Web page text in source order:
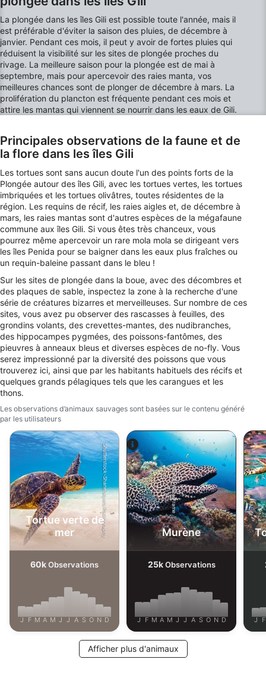
La plongée dans les îles Gili est possible toute l'année, mais il
est préférable d'éviter la saison des pluies, de décembre à
janvier. Pendant ces mois, il peut y avoir de fortes pluies qui
réduisent la visibilité sur les sites de plongée proches du
rivage. La meilleure saison pour la plongée est de mai à
septembre, mais pour apercevoir des raies manta, vos
meilleures chances sont de plonger de décembre à mars. La
prolifération du plancton est fréquente pendant ces mois et
attire les mantas qui viennent se nourrir dans les eaux de Gili.
Principales observations de la faune et de
la flore dans les îles Gili
Les tortues sont sans aucun doute l'un des points forts de la
Plongée autour des îles Gili, avec les tortues vertes, les tortues
imbriquées et les tortues olivâtres, toutes résidentes de la
région. Les requins de récif, les raies aigles et, de décembre à
mars, les raies mantas sont d'autres espèces de la mégafaune
commune aux îles Gili. Si vous êtes très chanceux, vous
pourrez même apercevoir un rare mola mola se dirigeant vers
les îles Penida pour se baigner dans les eaux plus fraîches ou
un requin-baleine passant dans le bleu !
Sur les sites de plongée dans la boue, avec des décombres et
des plaques de sable, inspectez la zone à la recherche d'une
série de créatures bizarres et merveilleuses. Sur nombre de ces
sites, vous avez pu observer des rascasses à feuilles, des
grondins volants, des crevettes-mantes, des nudibranches,
des hippocampes pygmées, des poissons-fantômes, des
pieuvres à anneaux bleus et diverses espèces de no-fly. Vous
serez impressionné par la diversité des poissons que vous
trouverez ici, ainsi que par les habitants habituels des récifs et
quelques grands pélagiques tels que les carangues et les
thons.
Les observations d’animaux sauvages sont basées sur le contenu généré
par les utilisateurs
Shutterstock-Shane Myers Photography
Tortue verte de
mer
60kObservations
J F M A M J J A S O N D
Alamy-WaterFrame
Murène
25kObservations
J F M A M J J A S O N D J F
Afficher plus d'animaux
statistiques ou de combinaisons de données
provenant de différentes sources
Développer et améliorer les services
Utiliser des données limitées pour
sélectionner le contenu
Caractéristiques spéciales de l'IAB :
précises
informations demandées explicitement
Finalités de traitement non liées à l'IAB :
Nécessaire
Performance
Fonctionnel
La publicité